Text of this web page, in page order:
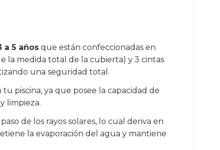
a 5 años que están confeccionadas en
la medida total de la cubierta) y 3 cintas
una seguridad total.
piscina, ya que posee la capacidad de
limpieza.
de los rayos solares, lo cual deriva en
la evaporación del agua y mantiene